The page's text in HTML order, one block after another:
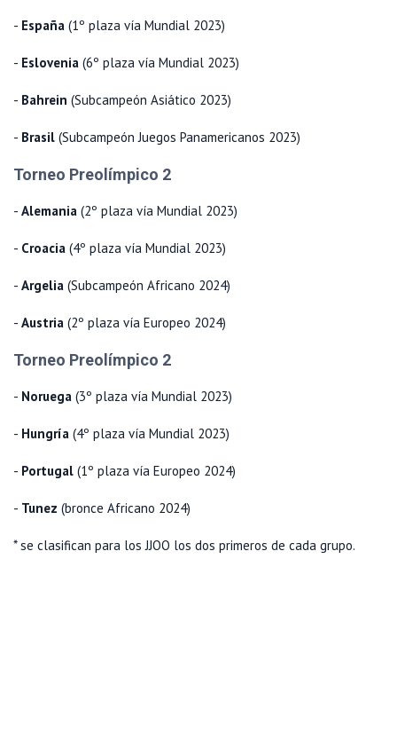
- España (1º plaza vía Mundial 2023)
- Eslovenia (6º plaza vía Mundial 2023)
- Bahrein (Subcampeón Asiático 2023)
- Brasil (Subcampeón Juegos Panamericanos 2023)
Torneo Preolímpico 2
- Alemania (2º plaza vía Mundial 2023)
- Croacia (4º plaza vía Mundial 2023)
- Argelia (Subcampeón Africano 2024)
- Austria (2º plaza vía Europeo 2024)
Torneo Preolímpico 2
- Noruega (3º plaza vía Mundial 2023)
- Hungría (4º plaza vía Mundial 2023)
- Portugal (1º plaza vía Europeo 2024)
- Tunez (bronce Africano 2024)
* se clasifican para los JJOO los dos primeros de cada grupo.